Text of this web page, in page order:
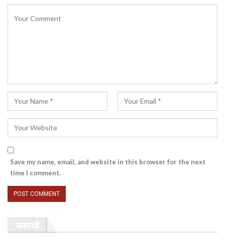
Save my name, email, and website in this browser for the next
time I comment.